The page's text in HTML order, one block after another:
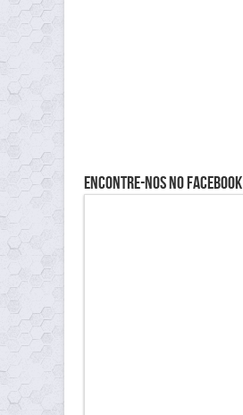
Encontre-nos no Facebook